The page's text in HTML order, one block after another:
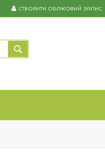
СТВОРИТИ ОБЛІКОВИЙ ЗАПИС